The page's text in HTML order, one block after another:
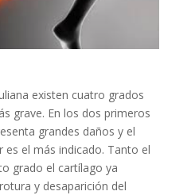
existen cuatro grados
grave. En los dos primeros
grandes daños y el
el más indicado. Tanto el
grado el cartílago ya
y desaparición del